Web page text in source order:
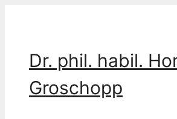
Dr. phil. habil.
Groschopp